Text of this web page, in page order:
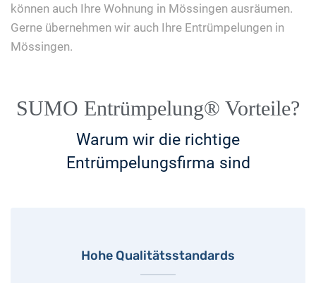
können auch Ihre Wohnung in Mössingen ausräumen.
Gerne übernehmen wir auch Ihre Entrümpelungen in
Mössingen.
SUMO Entrümpelung® Vorteile?
Warum wir die richtige
Entrümpelungsfirma sind
Hohe Qualitätsstandards